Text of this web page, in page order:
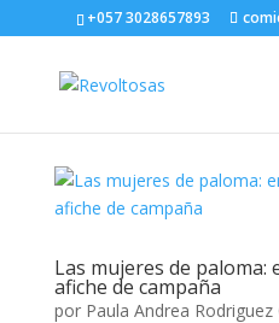
+057 3028657893
Las mujeres de paloma:
afiche de campaña
por Paula Andrea Rodriguez